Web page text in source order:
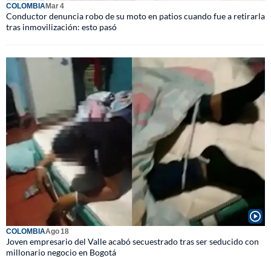
COLOMBIAMar 4
Conductor denuncia robo de su moto en patios cuando fue a retirarla
tras inmovilización: esto pasó
COLOMBIAAgo 18
Joven empresario del Valle acabó secuestrado tras ser seducido con
millonario negocio en Bogotá